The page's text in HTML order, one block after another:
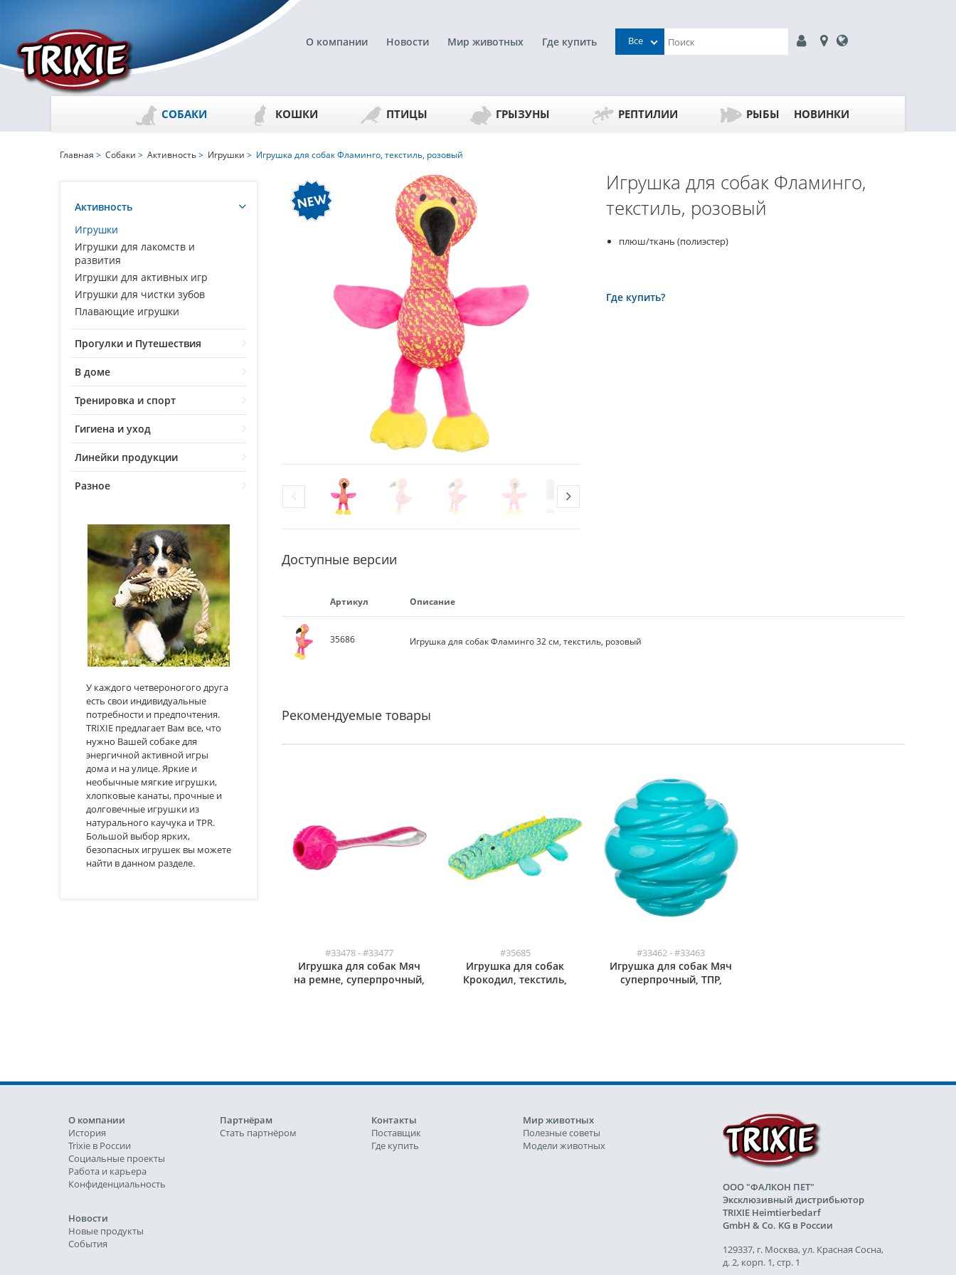
О компании Новости Мир животных Где купить Все
СОБАКИ КОШКИ ПТИЦЫ ГРЫЗУНЫ РЕПТИЛИИ РЫБЫ НОВИНКИ
Активность
Игрушки
Игрушки для лакомств и
развития
Игрушки для активных игр
Игрушки для чистки зубов
Плавающие игрушки
Прогулки и Путешествия
В доме
Тренировка и спорт
Гигиена и уход
Линейки продукции
Разное
У каждого четвероногого друга
есть свои индивидуальные
потребности и предпочтения.
TRIXIE предлагает Вам все, что
нужно Вашей собаке для
энергичной активной игры
дома и на улице. Яркие и
необычные мягкие игрушки,
хлопковые канаты, прочные и
долговечные игрушки из
натурального каучука и TPR.
Большой выбор ярких,
безопасных игрушек вы можете
найти в данном разделе.
Главная > Собаки > Активность> Игрушки > Игрушка для собак Фламинго, текстиль, розовый
Игрушка для собак Фламинго,
текстиль, розовый
плюш/ткань (полиэстер)
Где купить?
Доступные версии
Артикул Описание
35686 Игрушка для собак Фламинго 32 см, текстиль, розовый
Рекомендуемые товары
#33478 - #33477
Игрушка для собак Мяч
на ремне, суперпрочный,
#35685
Игрушка для собак
Крокодил, текстиль,
#33462 - #33463
Игрушка для собак Мяч
суперпрочный, ТПР,
О компании
История
Trixie в России
Социальные проекты
Работа и карьера
Конфиденциальность
Партнёрам
Стать партнёром
Контакты
Поставщик
Где купить
Мир животных
Полезные советы
Модели животных
Новости
Новые продукты
События
ООО "ФАЛКОН ПЕТ"
Эксклюзивный дистрибьютор
TRIXIE Heimtierbedarf
GmbH & Co. KG в России
129337, г. Москва, ул. Красная Сосна,
д. 2, корп. 1, стр. 1